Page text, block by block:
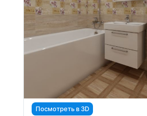
Посмотреть в 3D